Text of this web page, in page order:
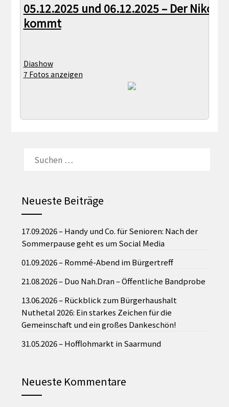
05.12.2025 und 06.12.2025 – Der
kommt
Diashow
7 Fotos anzeigen
NACH:
Neueste Beiträge
17.09.2026 – Handy und Co. für Senioren: Nach der
Sommerpause geht es um Social Media
01.09.2026 – Rommé-Abend im Bürgertreff
21.08.2026 – Duo Nah.Dran – Öffentliche Bandprobe
13.06.2026 – Rückblick zum Bürgerhaushalt
Nuthetal 2026: Ein starkes Zeichen für die
Gemeinschaft und ein großes Dankeschön!
31.05.2026 – Hofflohmarkt in Saarmund
Neueste Kommentare